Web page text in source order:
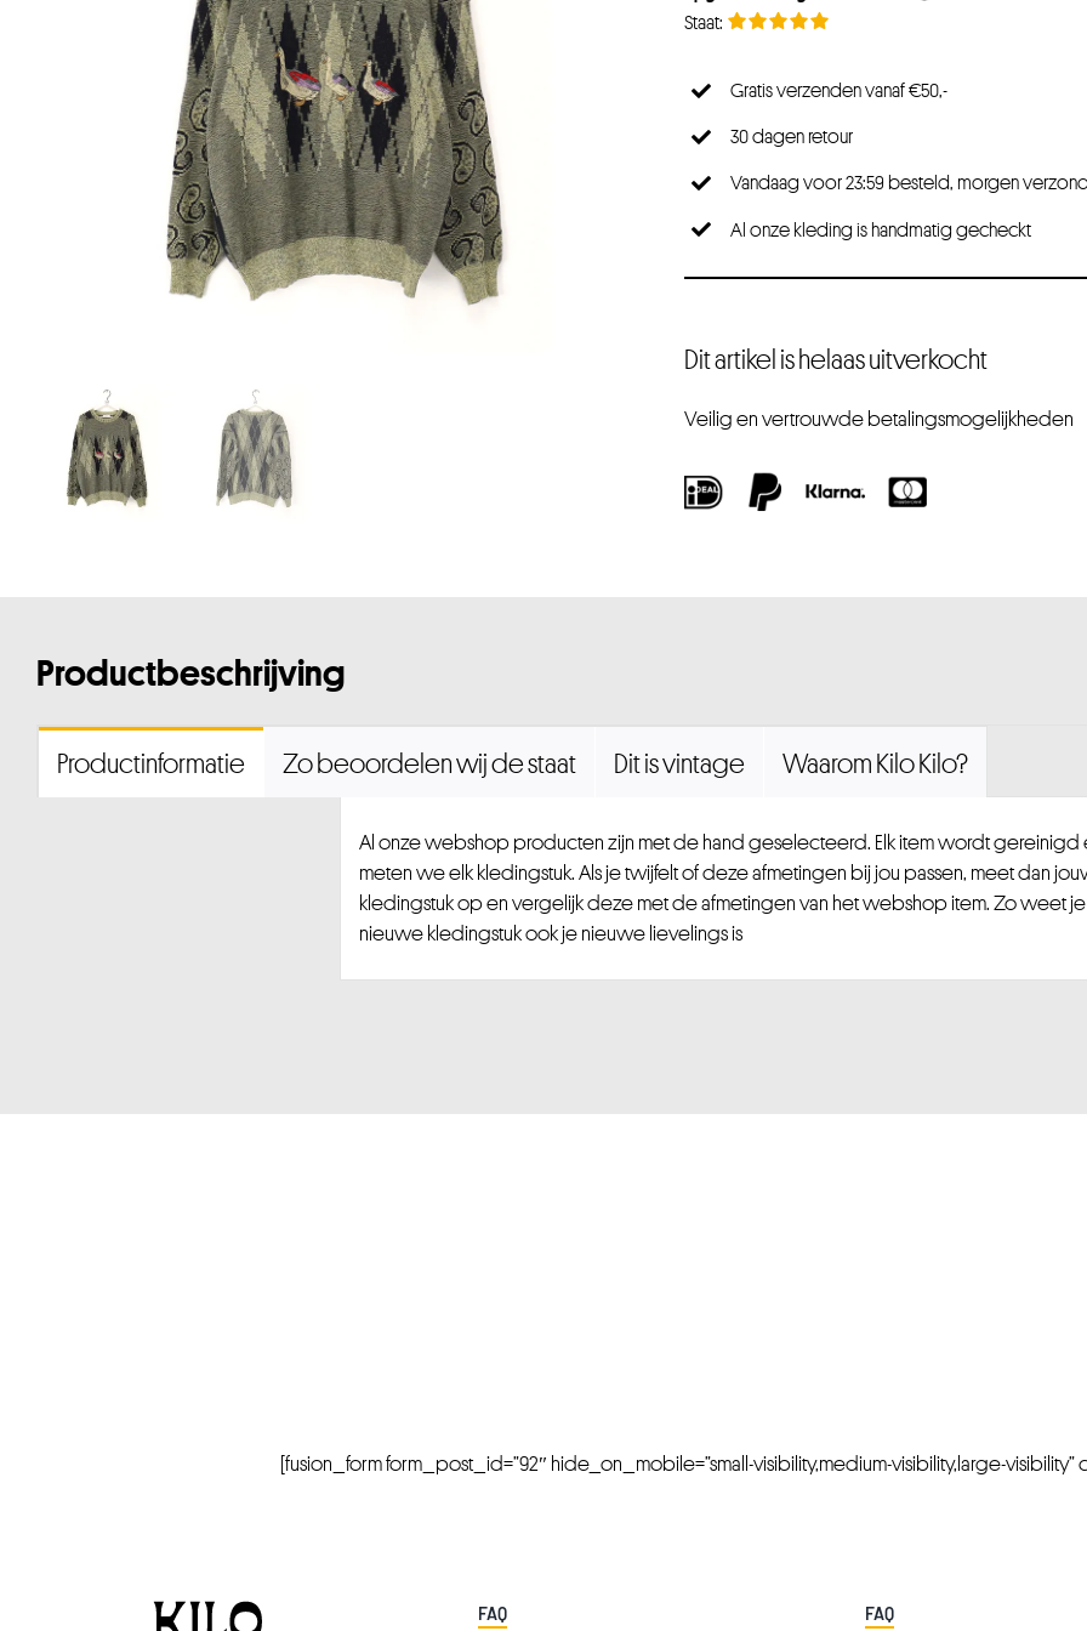
Gratis verzenden vanaf €50,-
30 dagen retour
Vandaag voor 23:59 besteld, morgen
Al onze kleding is handmatig gecheckt
Dit artikel is helaas uitverkocht
Veilig en vertrouwde betalingsmogelijkheden
Productbeschrijving
Productinformatie Zo beoordelen wij de staat Dit is vintage Waarom Kilo Kilo?
Al onze webshop producten zijn met de hand geselecteerd. Elk item wordt gereinigd
meten we elk kledingstuk. Als je twijfelt of deze afmetingen bij jou passen, meet dan
kledingstuk op en vergelijk deze met de afmetingen van het webshop item. Zo weet
nieuwe kledingstuk ook je nieuwe lievelings is
[fusion_form form_post_id=”92″ hide_on_mobile=”small-visibility,medium-visibility,large-visibility”
FAQ FAQ